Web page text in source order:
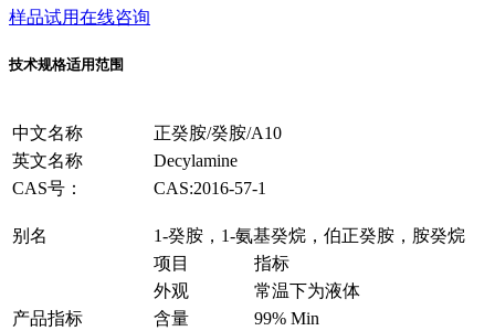
样品试用在线咨询
技术规格适用范围
中文名称
正癸胺/癸胺/A10
英文名称
Decylamine
CAS号：
CAS:2016-57-1
别名 1-癸胺，1-氨基癸烷，伯正癸胺，胺癸烷
产品指标
项目
指标
外观
常温下为液体
含量
99% Min